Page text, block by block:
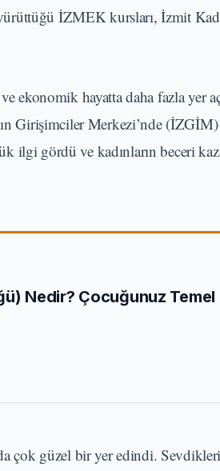
İZMEK kursları, İzmit
ekonomik hayatta daha fazla yer
Merkezi’nde (İZGİM)
ilgi gördü ve kadınların beceri
Nedir? Çocuğunuz
çok güzel bir yer edindi.